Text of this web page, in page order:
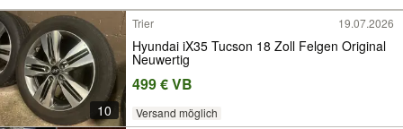
10
Trier 19.07.2026
Hyundai iX35 Tucson 18 Zoll Felgen Original
Neuwertig
499 € VB
Versand möglich